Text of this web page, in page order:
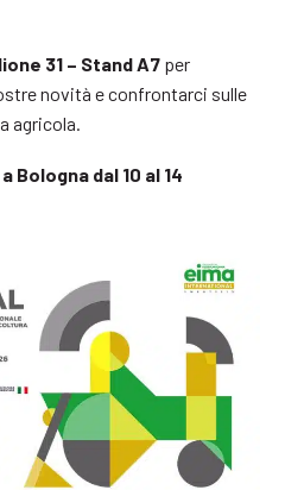
31 – Stand A7 per
novità e confrontarci sulle
agricola.
Bologna dal 10 al 14